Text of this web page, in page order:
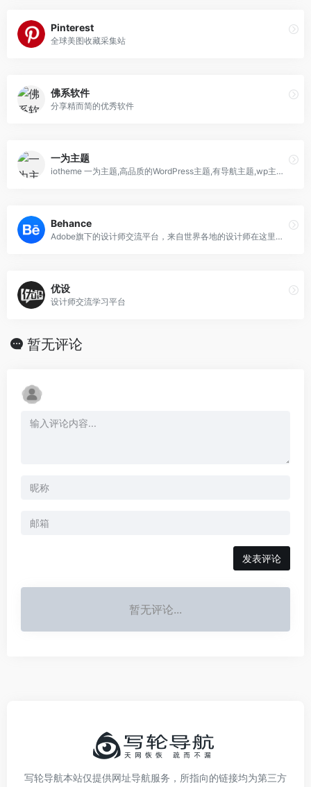
Pinterest
全球美图收藏采集站
佛系软件
分享精而简的优秀软件
一为主题
iotheme 一为主题,高品质的WordPress主题,有导航主题,wp主题,一为api,热搜榜等主题服务
Behance
Adobe旗下的设计师交流平台，来自世界各地的设计师在这里分享自己的作品。
优设
设计师交流学习平台
暂无评论
发表评论
暂无评论...
写轮导航本站仅提供网址导航服务，所指向的链接均为第三方